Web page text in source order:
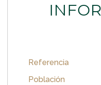
Referencia
Población